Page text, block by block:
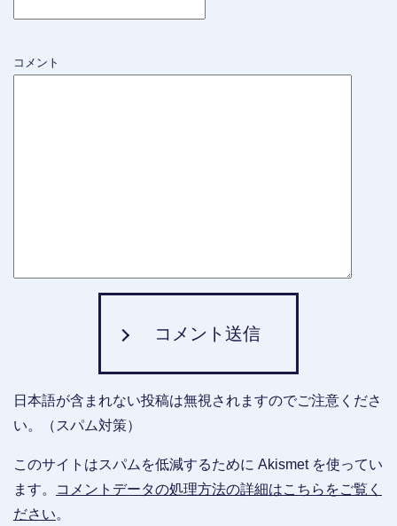
コメント
コメント送信
日本語が含まれない投稿は無視されますのでご注意くださ
い。（スパム対策）
このサイトはスパムを低減するために Akismet を使ってい
ます。
コメントデータの処理方法の詳細はこちらをご覧く
ださい。